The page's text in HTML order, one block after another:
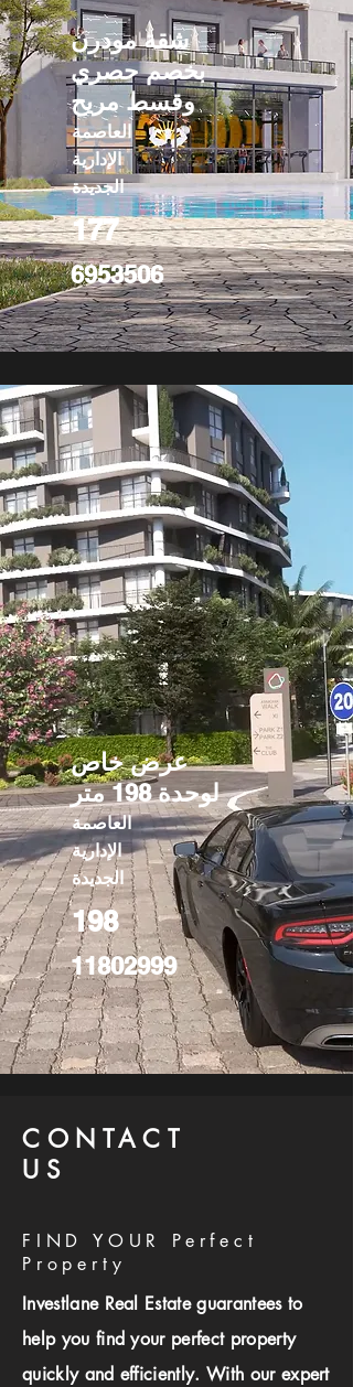
شقة مودرن
بخصم حصري
وقسط مريح
العاصمة
الإدارية
الجديدة
177
6953506
عرض خاص
لوحدة 198 متر
العاصمة
الإدارية
الجديدة
198
11802999
CONTACT
US
FIND YOUR Perfect
Property
Investlane Real Estate guarantees to
help you find your perfect property
quickly and efficiently. With our expert